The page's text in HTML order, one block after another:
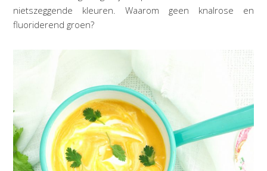
nietszeggende kleuren. Waarom geen knalrose en
fluoriderend groen?